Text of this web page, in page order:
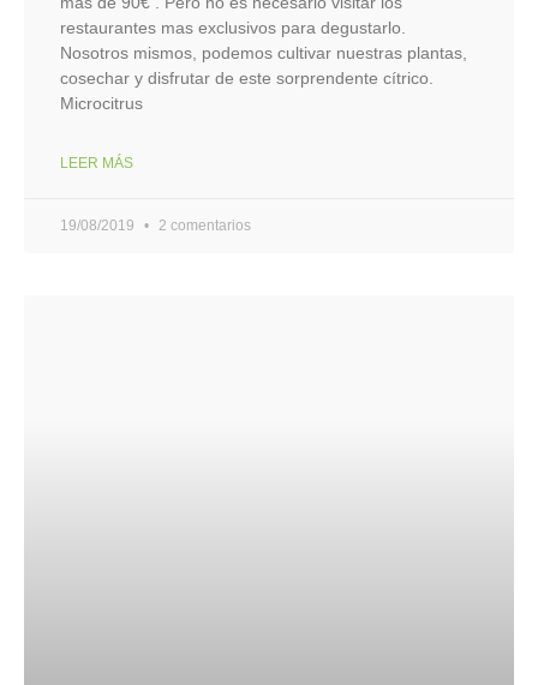
restaurantes mas exclusivos para degustarlo.
Nosotros mismos, podemos cultivar nuestras plantas,
cosechar y disfrutar de este sorprendente cítrico.
Microcitrus
LEER MÁS
19/08/2019 2 comentarios